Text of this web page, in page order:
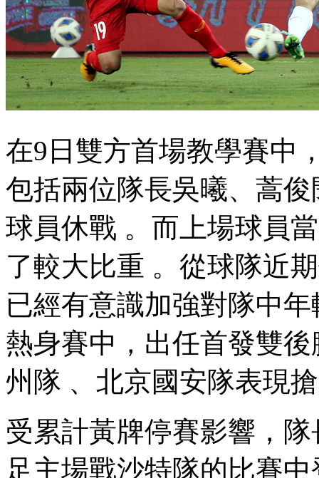
在9日雙方首場教學賽中
包括兩位隊長吳曦、蒿
球員休戰 。而上場球員
了較大比重 。從球隊近
已經有意識加強對隊中年
熱身賽中，出任首發
州隊 、北京國安隊表現搶
受累計黃牌停賽影響
足主場戰沙特隊的比賽中